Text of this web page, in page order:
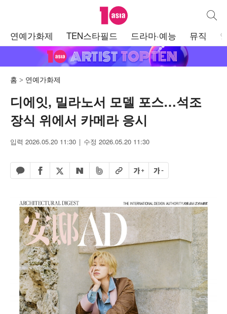
텐아시아 통합
연예가화제 TEN스타필드 드라마·예능 뮤직
홈 연예가화제
디에잇, 밀라노서 모델 포스…석조
장식 위에서 카메라 응시
입력 2026.05.20 11:30 수정 2026.05.20 11:30
카카오톡 공유하기
페이스북 공유하기
엑스 공유하기
네이버 공유하기
밴드 공유하기
URL복사글자 크게글자 작게